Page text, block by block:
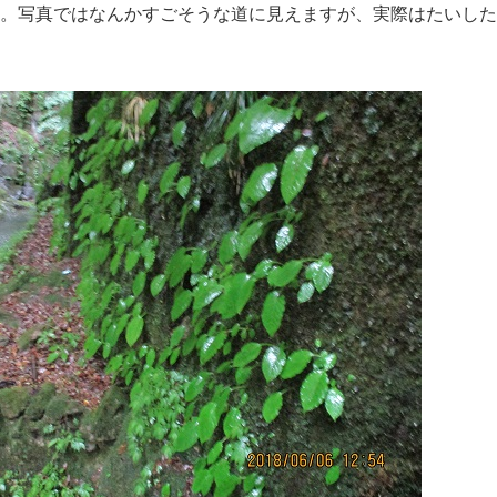
写真ではなんかすごそうな道に見えますが、実際はたいした